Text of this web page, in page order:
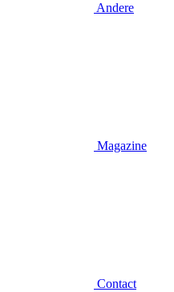
Andere
Magazine
Contact